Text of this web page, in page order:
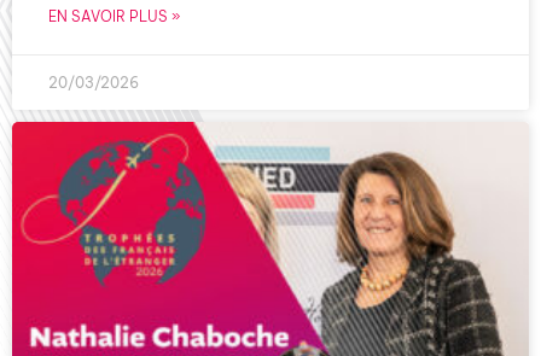
EN SAVOIR PLUS »
20/03/2026